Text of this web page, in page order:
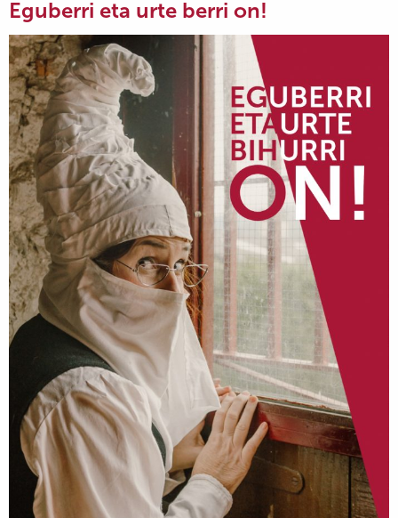
Eguberri eta urte berri on!